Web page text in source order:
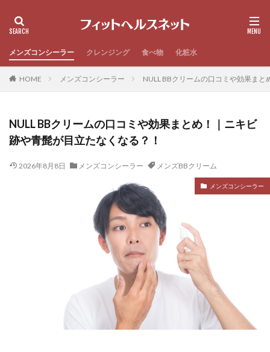
メンズコンシーラー クレンジング 食べ物 化粧水
HOME メンズコンシーラー NULL BBクリームの口コミや効果ま
NULL BBクリームの口コミや効果まとめ！｜ニキビ
跡や青髭が目立たなくなる？！
2026年8月8日 メンズコンシーラー メンズBBクリーム
メンズコンシーラー